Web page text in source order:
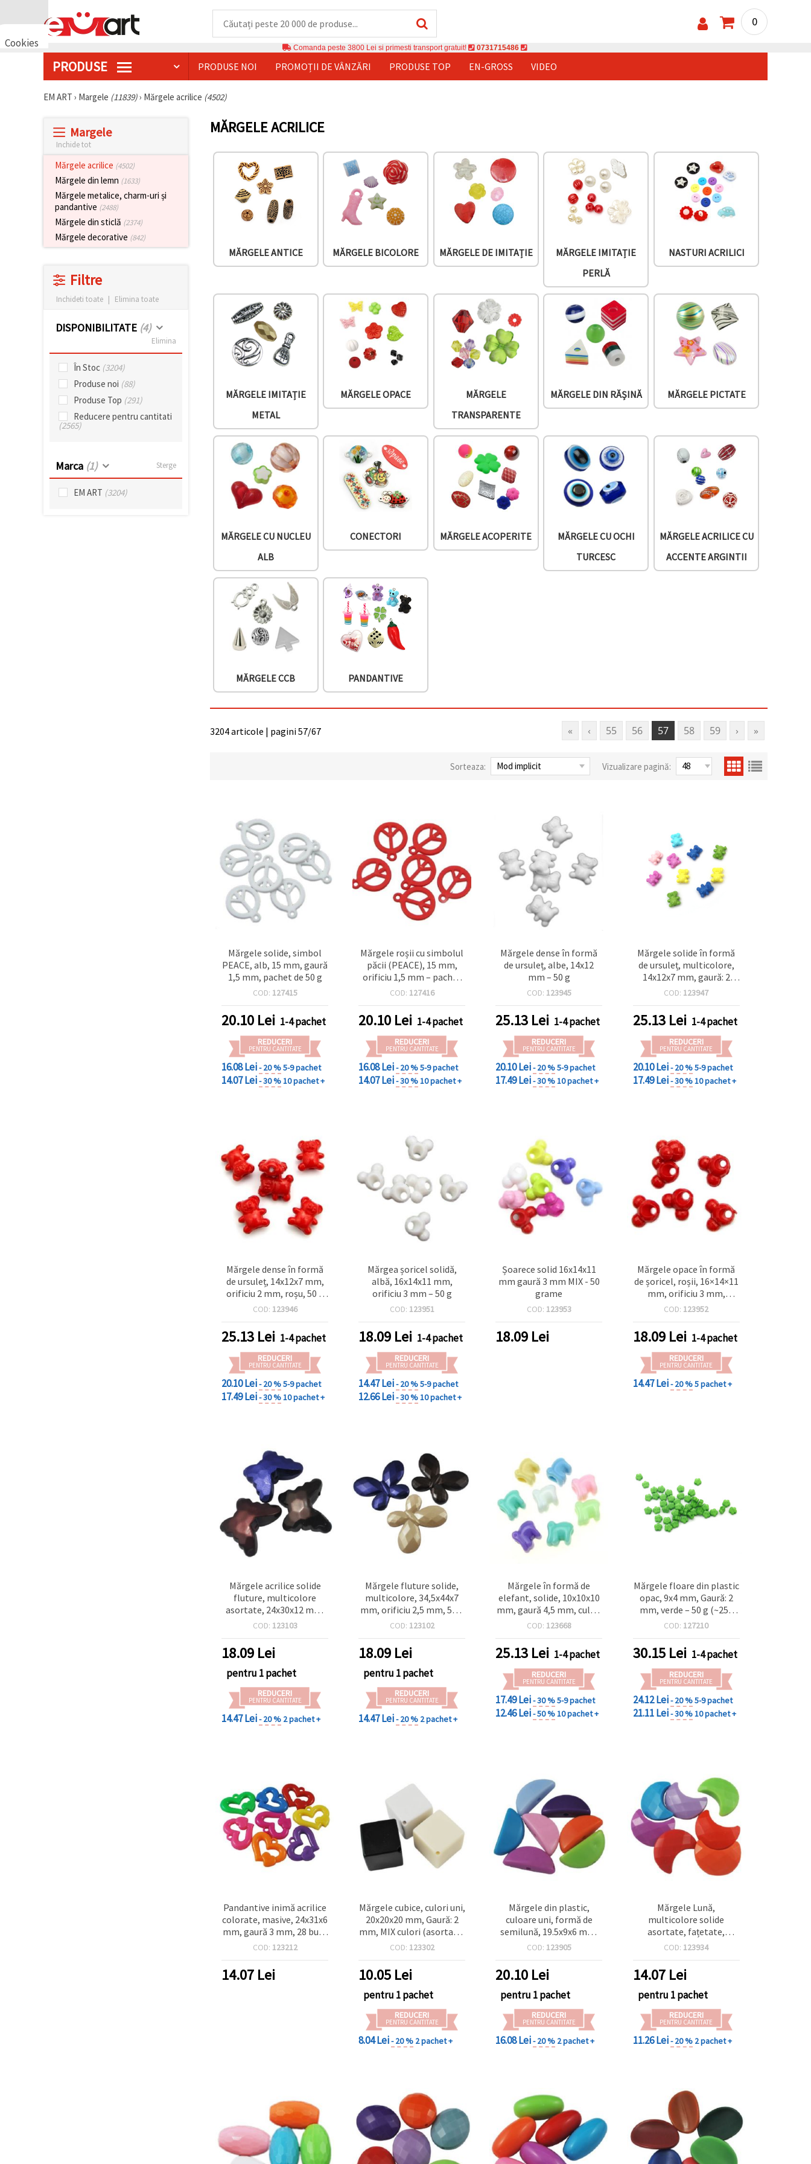
Cookies
Аcceptati
0
Comanda peste 3800 Lei si primesti transport gratuit! 0731715486
PRODUSE PRODUSE NOI PROMOȚII DE VÂNZĂRI PRODUSE TOP EN-GROSS VIDEO
EM ART › Margele (11839)› Mărgele acrilice (4502)
Margele
Inchide tot
Mărgele acrilice (4502)
Mărgele din lemn (1633)
Mărgele metalice, charm-uri și
pandantive (2488)
Mărgele din sticlă (2374)
Mărgele decorative (842)
Filtre
Inchideti toate | Elimina toate
DISPONIBILITATE (4)
Elimina
În Stoc (3204)
Produse noi (88)
Produse Top (291)
Reducere pentru cantitati
(2565)
Marca (1) Sterge
EM ART (3204)
MĂRGELE ACRILICE
MĂRGELE ANTICE MĂRGELE BICOLORE MĂRGELE DE IMITAȚIE
MĂRGELE IMITAȚIE
PERLĂ
NASTURI ACRILICI
MĂRGELE IMITAȚIE
METAL
MĂRGELE OPACE
MĂRGELE
TRANSPARENTE
MĂRGELE DIN RĂȘINĂ MĂRGELE PICTATE
MĂRGELE CU NUCLEU
ALB
CONECTORI MĂRGELE ACOPERITE
MĂRGELE CU OCHI
TURCESC
MĂRGELE ACRILICE CU
ACCENTE ARGINTII
MĂRGELE CCB PANDANTIVE
« ‹ 55 56 57 58 59 › »
3204 articole | pagini 57/67
Sorteaza: Vizualizare pagină:
Mărgele solide, simbol
PEACE, alb, 15 mm, gaură
1,5 mm, pachet de 50 g
COD: 127415
20.10 Lei 1-4 pachet
REDUCERI
PENTRU CANTITATE
16.08 Lei- 20 %5-9 pachet
14.07 Lei- 30 %10 pachet +
Mărgele roșii cu simbolul
păcii (PEACE), 15 mm,
orificiu 1,5 mm – pachet
50 g, ideale pentru brățări
creative DIY/handmade
COD: 127416
20.10 Lei 1-4 pachet
REDUCERI
PENTRU CANTITATE
16.08 Lei- 20 %5-9 pachet
14.07 Lei- 30 %10 pachet +
Mărgele dense în formă
de ursuleț, albe, 14x12
mm – 50 g
COD: 123945
25.13 Lei 1-4 pachet
REDUCERI
PENTRU CANTITATE
20.10 Lei- 20 %5-9 pachet
17.49 Lei- 30 %10 pachet +
Mărgele solide în formă
de ursuleț, multicolore,
14x12x7 mm, gaură: 2
mm, MIX - 50 g (~94 buc.),
copii, hobby DIY și
bijuterii handmade
COD: 123947
25.13Lei 1-4 pachet
REDUCERI
PENTRU CANTITATE
20.10 Lei- 20 %5-9 pachet
17.49 Lei- 30 %10 pachet +
Mărgele dense în formă
de ursuleț, 14x12x7 mm,
orificiu 2 mm, roșu, 50 g
(~95 buc.)
COD: 123946
25.13 Lei 1-4 pachet
REDUCERI
PENTRU CANTITATE
20.10 Lei- 20 %5-9 pachet
17.49 Lei- 30 %10 pachet +
Mărgea șoricel solidă,
albă, 16x14x11 mm,
orificiu 3 mm – 50 g
COD: 123951
18.09 Lei 1-4 pachet
REDUCERI
PENTRU CANTITATE
14.47 Lei- 20 %5-9 pachet
12.66 Lei- 30 %10 pachet +
Șoarece solid 16x14x11
mm gaură 3 mm MIX - 50
grame
COD: 123953
18.09 Lei
Mărgele opace în formă
de șoricel, roșii, 16×14×11
mm, orificiu 3 mm,
pentru Mărțișoare și
pachet 50 g
COD: 123952
18.09Lei 1-4 pachet
REDUCERI
PENTRU CANTITATE
14.47 Lei- 20 %5 pachet +
Mărgele acrilice solide
fluture, multicolore
asortate, 24x30x12 mm,
gaură 3 mm, 50 g (~11
bijuterii
COD: 123103
18.09 Lei
pentru 1 pachet
REDUCERI
PENTRU CANTITATE
14.47 Lei- 20 % 2 pachet +
Mărgele fluture solide,
multicolore, 34,5x44x7
mm, orificiu 2,5 mm, 50 g
(~8 buc.)
COD: 123102
18.09 Lei
pentru 1 pachet
REDUCERI
PENTRU CANTITATE
14.47 Lei- 20 % 2 pachet +
Mărgele în formă de
elefant, solide, 10x10x10
mm, gaură 4,5 mm, culori
asortate – 50 g (~90 buc.),
proiecte DIY pentru copii
COD: 123668
25.13 Lei 1-4 pachet
REDUCERI
PENTRU CANTITATE
17.49 Lei- 30 %5-9 pachet
12.46 Lei- 50 %10 pachet +
Mărgele floare din plastic
opac, 9x4 mm, Gaură: 2
mm, verde – 50 g (~255
buc.)
COD: 127210
30.15Lei 1-4 pachet
REDUCERI
PENTRU CANTITATE
24.12 Lei- 20 %5-9 pachet
21.11 Lei- 30 %10 pachet +
Pandantive inimă acrilice
colorate, masive, 24x31x6
mm, gaură 3 mm, 28 buc.,
asortate (mix) - charmuri
bijuteriilor
COD: 123212
14.07 Lei
Mărgele cubice, culori uni,
20x20x20 mm, Gaură: 2
mm, MIX culori (asortate)
- 45 g (~5 buc.)
COD: 123302
10.05 Lei
pentru 1 pachet
REDUCERI
PENTRU CANTITATE
8.04 Lei- 20 % 2 pachet +
Mărgele din plastic,
culoare uni, formă de
semilună, 19.5x9x6 mm,
orificiu: 2 mm, culori MIX -
COD: 123905
20.10 Lei
pentru 1 pachet
REDUCERI
PENTRU CANTITATE
16.08 Lei- 20 % 2 pachet +
Mărgele Lună,
multicolore solide
asortate, fațetate,
24x18x7 mm, gaură 1,5
COD: 123934
14.07Lei
pentru 1 pachet
REDUCERI
PENTRU CANTITATE
11.26 Lei- 20 % 2 pachet +